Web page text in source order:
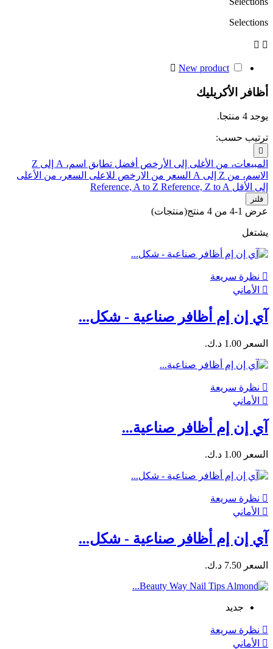
Selections
 
 New product
أظافر الأكريليك
يوجد 4 منتجا.
ترتيب حسب:

المبيعات، من الأغلى إلى الأرخص أفضل تطابق اسم، A إلى Z
الاسم، من Z إلى A
السعر من الارخص للاعلى السعر، من الأعلى
إلى الأقل
Reference, A to Z Reference, Z to A
فلتر
عرض 1-4 من 4 منتج(منتجات)
يشتغل
 نظرة سريعة

الأماني
آي إن إم أظافر صناعية - شكل...
السعر 1.00 د.ك.‏
 نظرة سريعة

الأماني
آي إن إم أظافر صناعية...
السعر 1.00 د.ك.‏
 نظرة سريعة

الأماني
آي إن إم أظافر صناعية - شكل...
السعر 7.50 د.ك.‏
جديد
 نظرة سريعة

الأماني